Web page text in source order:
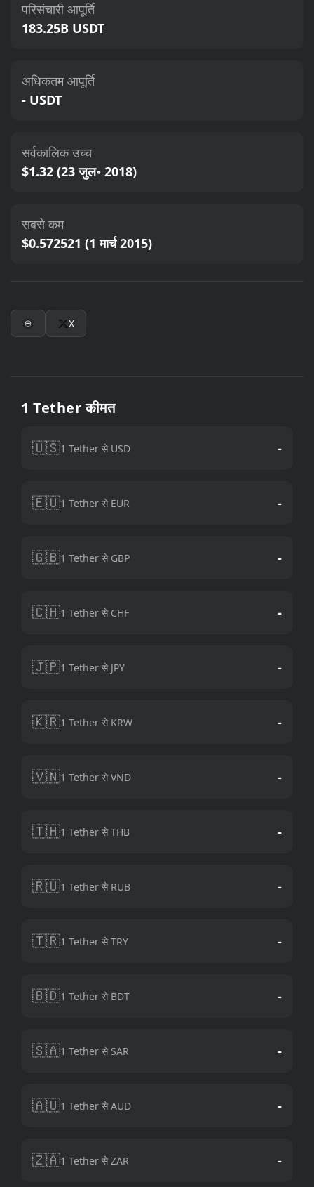
परिसंचारी आपूर्ति
183.25B USDT
अधिकतम आपूर्ति
- USDT
सर्वकालिक उच्च
$1.32 (23 जुल॰ 2018)
सबसे कम
$0.572521 (1 मार्च 2015)
X
1 Tether कीमत
🇺🇸1 Tether से USD -
🇪🇺1 Tether से EUR -
🇬🇧1 Tether से GBP -
🇨🇭1 Tether से CHF -
🇯🇵1 Tether से JPY -
🇰🇷1 Tether से KRW -
🇻🇳1 Tether से VND -
🇹🇭1 Tether से THB -
🇷🇺1 Tether से RUB -
🇹🇷1 Tether से TRY -
🇧🇩1 Tether से BDT -
🇸🇦1 Tether से SAR -
🇦🇺1 Tether से AUD -
🇿🇦1 Tether से ZAR -